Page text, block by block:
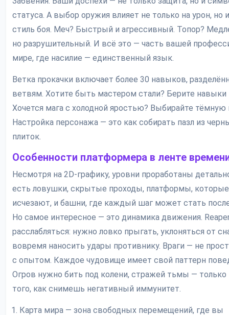
статуса. А выбор оружия влияет не только на урон, но
стиль боя. Меч? Быстрый и агрессивный. Топор?
но разрушительный. И всё это — часть вашей
мире, где насилие — единственный язык.
Ветка прокачки включает более 30 навыков,
ветвям. Хотите быть мастером стали? Берите навыки
Хочется мага с холодной яростью? Выбирайте
Настройка персонажа — это как собирать пазл из
плиток.
Особенности платформера в ленте
Несмотря на 2D-графику, уровни проработаны
есть ловушки, скрытые проходы, платформы, которые
исчезают, и башни, где каждый шаг может стать
Но самое интересное — это динамика движения.
расслабляться: нужно ловко прыгать, уклоняться от
вовремя наносить удары противнику. Враги — не
с опытом. Каждое чудовище имеет свой паттерн
Огров нужно бить под колени, стражей тьмы — только
того, как снимешь негативный иммунитет.
Карта мира — зона свободных перемещений, где вы